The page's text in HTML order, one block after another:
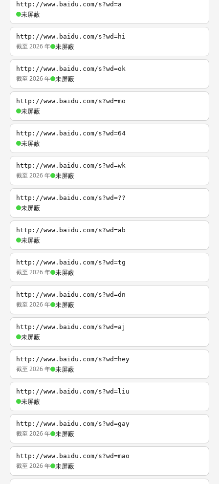
http://www.baidu.com/s?wd=a
未屏蔽
http://www.baidu.com/s?wd=hi
截至 2026 年 未屏蔽
http://www.baidu.com/s?wd=ok
截至 2026 年 未屏蔽
http://www.baidu.com/s?wd=mo
未屏蔽
http://www.baidu.com/s?wd=64
未屏蔽
http://www.baidu.com/s?wd=wk
截至 2026 年 未屏蔽
http://www.baidu.com/s?wd=??
未屏蔽
http://www.baidu.com/s?wd=ab
未屏蔽
http://www.baidu.com/s?wd=tg
截至 2026 年 未屏蔽
http://www.baidu.com/s?wd=dn
截至 2026 年 未屏蔽
http://www.baidu.com/s?wd=aj
未屏蔽
http://www.baidu.com/s?wd=hey
截至 2026 年 未屏蔽
http://www.baidu.com/s?wd=liu
未屏蔽
http://www.baidu.com/s?wd=gay
截至 2026 年 未屏蔽
http://www.baidu.com/s?wd=mao
截至 2026 年 未屏蔽